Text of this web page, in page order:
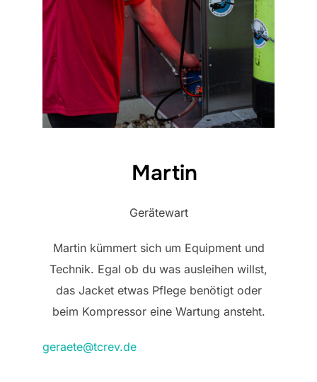
Martin
Gerätewart
Martin kümmert sich um Equipment und
Technik. Egal ob du was ausleihen willst,
das Jacket etwas Pflege benötigt oder
beim Kompressor eine Wartung ansteht.
geraete@tcrev.de